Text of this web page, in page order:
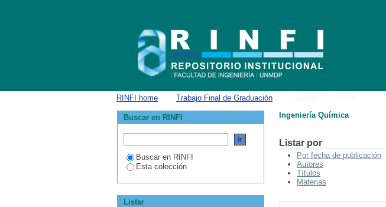
RINFI home Trabajo Final de Graduación
Ingeniería Química
Listar por
Por fecha de publicación
Autores
Títulos
Materias
Buscar en RINFI
Buscar en RINFI
Esta colección
Listar